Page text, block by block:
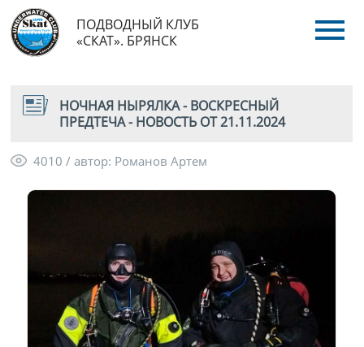
ПОДВОДНЫЙ КЛУБ
«СКАТ». БРЯНСК
НОЧНАЯ НЫРЯЛКА - ВОСКРЕСНЫЙ
ПРЕДТЕЧА - НОВОСТЬ ОТ 21.11.2024
4010 / автор: Романов Артем